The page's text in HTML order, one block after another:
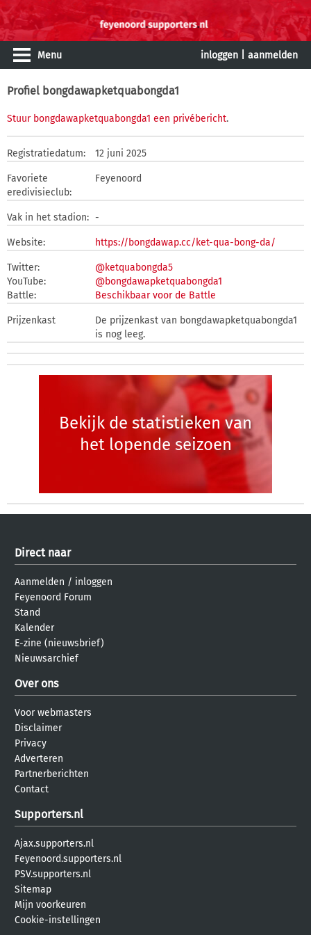
Menu inloggen aanmelden
Profiel bongdawapketquabongda1
Stuur bongdawapketquabongda1 een privébericht.
Registratiedatum: 12 juni 2025
Favoriete
eredivisieclub:
Feyenoord
Vak in het stadion: -
Website: https://bongdawap.cc/ket-qua-bong-da/
Twitter:
@ketquabongda5
YouTube:
@bongdawapketquabongda1
Battle:
Beschikbaar voor de Battle
Prijzenkast
De prijzenkast van bongdawapketquabongda1
is nog leeg.
Bekijk de statistieken van
het lopende seizoen
Direct naar
Aanmelden / inloggen
Feyenoord Forum
Stand
Kalender
E-zine (nieuwsbrief)
Nieuwsarchief
Over ons
Voor webmasters
Disclaimer
Privacy
Adverteren
Partnerberichten
Contact
Supporters.nl
Ajax.supporters.nl
Feyenoord.supporters.nl
PSV.supporters.nl
Sitemap
Mijn voorkeuren
Cookie-instellingen